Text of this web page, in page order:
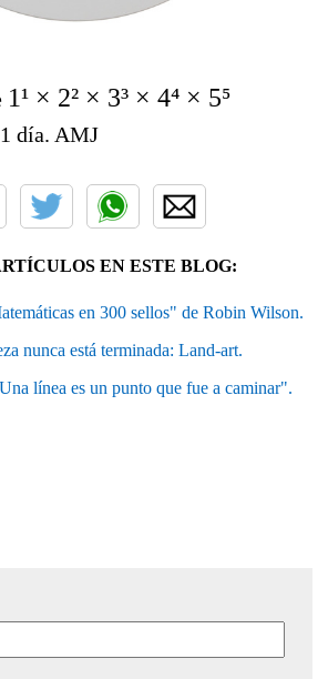
1¹ × 2² × 3³ × 4⁴ × 5⁵
día. AMJ
EN ESTE BLOG:
en 300 sellos" de Robin Wilson.
nunca está terminada: Land-art.
línea es un punto que fue a caminar".